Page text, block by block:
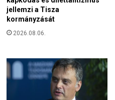
jellemzi a Tisza
kormányzását
2026.08.06.